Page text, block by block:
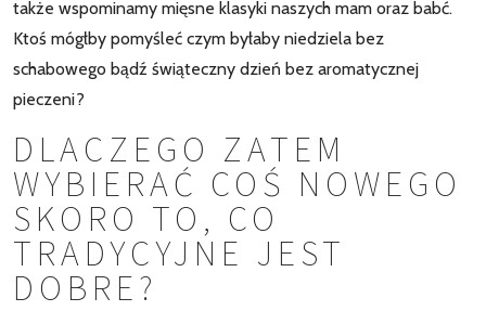
także wspominamy mięsne klasyki naszych mam oraz babć.
Ktoś mógłby pomyśleć czym byłaby niedziela bez
schabowego bądź świąteczny dzień bez aromatycznej
pieczeni?
DLACZEGO ZATEM
WYBIERAĆ COŚ NOWEGO
SKORO TO, CO
TRADYCYJNE JEST
DOBRE?